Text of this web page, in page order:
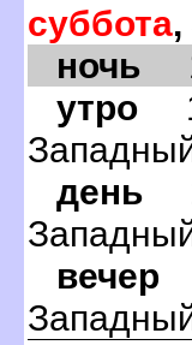
суббота,
ночь
утро
день
вечер